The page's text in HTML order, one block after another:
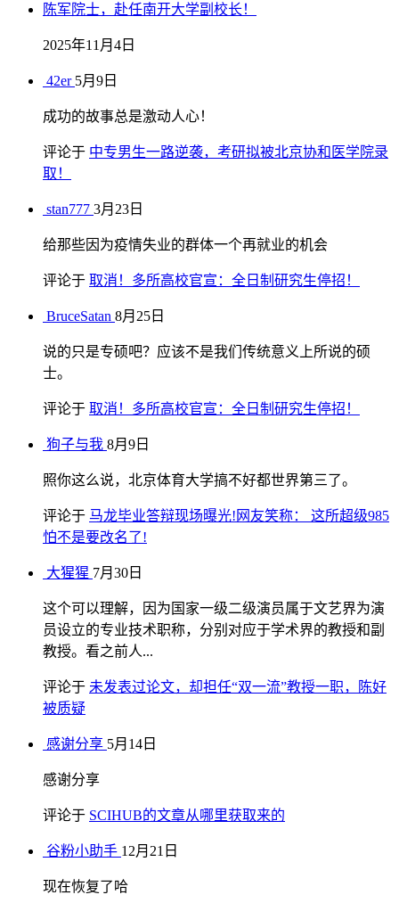
陈军院士，赴任南开大学副校长！
2025年11月4日
42er 5月9日
成功的故事总是激动人心！
评论于 中专男生一路逆袭，考研拟被北京协和医学院录
取！
stan777 3月23日
给那些因为疫情失业的群体一个再就业的机会
评论于 取消！多所高校官宣：全日制研究生停招！
BruceSatan 8月25日
说的只是专硕吧？应该不是我们传统意义上所说的硕
士。
评论于 取消！多所高校官宣：全日制研究生停招！
狗子与我 8月9日
照你这么说，北京体育大学搞不好都世界第三了。
评论于 马龙毕业答辩现场曝光!网友笑称： 这所超级985
怕不是要改名了!
大猩猩 7月30日
这个可以理解，因为国家一级二级演员属于文艺界为演
员设立的专业技术职称，分别对应于学术界的教授和副
教授。看之前人...
评论于 未发表过论文，却担任“双一流”教授一职，陈好
被质疑
感谢分享 5月14日
感谢分享
评论于 SCIHUB的文章从哪里获取来的
谷粉小助手 12月21日
现在恢复了哈